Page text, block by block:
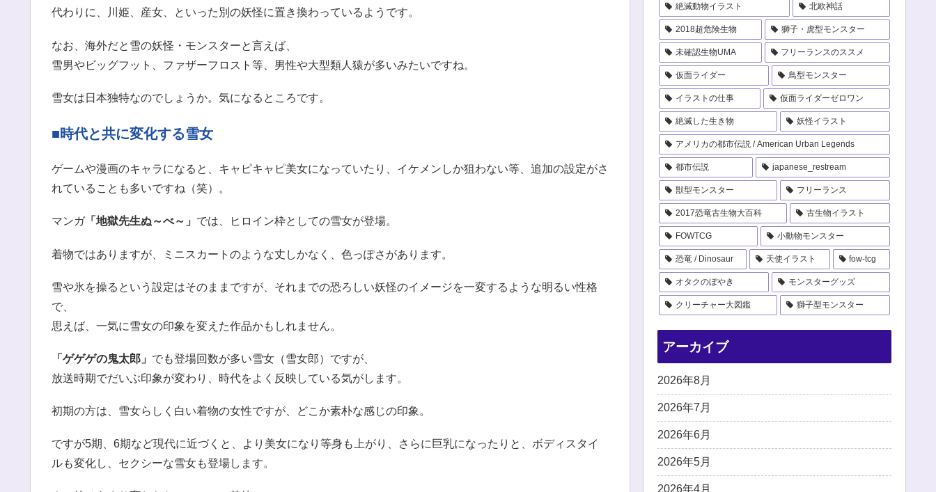
代わりに、川姫、産女、といった別の妖怪に置き換わっているようです。
なお、海外だと雪の妖怪・モンスターと言えば、
雪男やビッグフット、ファザーフロスト等、男性や大型類人猿が多いみたいですね。
雪女は日本独特なのでしょうか。気になるところです。
■時代と共に変化する雪女
ゲームや漫画のキャラになると、キャピキャピ美女になっていたり、イケメンしか狙わない等、追加の設定がさ
れていることも多いですね（笑）。
マンガ「地獄先生ぬ～べ～」 では、ヒロイン枠としての雪女が登場。
着物ではありますが、ミニスカートのような丈しかなく、色っぽさがあります。
雪や氷を操るという設定はそのままですが、それまでの恐ろしい妖怪のイメージを一変するような明るい性格
で、
思えば、一気に雪女の印象を変えた作品かもしれません。
「ゲゲゲの鬼太郎」 でも登場回数が多い雪女（雪女郎）ですが、
放送時期でだいぶ印象が変わり、時代をよく反映している気がします。
初期の方は、雪女らしく白い着物の女性ですが、どこか素朴な感じの印象。
ですが5期、6期など現代に近づくと、より美女になり等身も上がり、さらに巨乳になったりと、ボディスタイ
ルも変化し、セクシーな雪女も登場します。
絶滅動物イラスト 北欧神話
2018超危険生物 獅子・虎型モンスター
未確認生物UMA フリーランスのススメ
仮面ライダー 鳥型モンスター
イラストの仕事 仮面ライダーゼロワン
絶滅した生き物 妖怪イラスト
アメリカの都市伝説 / American Urban Legends
都市伝説 japanese_restream
獣型モンスター フリーランス
2017恐竜古生物大百科 古生物イラスト
FOWTCG 小動物モンスター
恐竜 / Dinosaur 天使イラスト fow-tcg
オタクのぼやき モンスターグッズ
クリーチャー大図鑑 獅子型モンスター
アーカイブ
2026年8月
2026年7月
2026年6月
2026年5月
2026年4月